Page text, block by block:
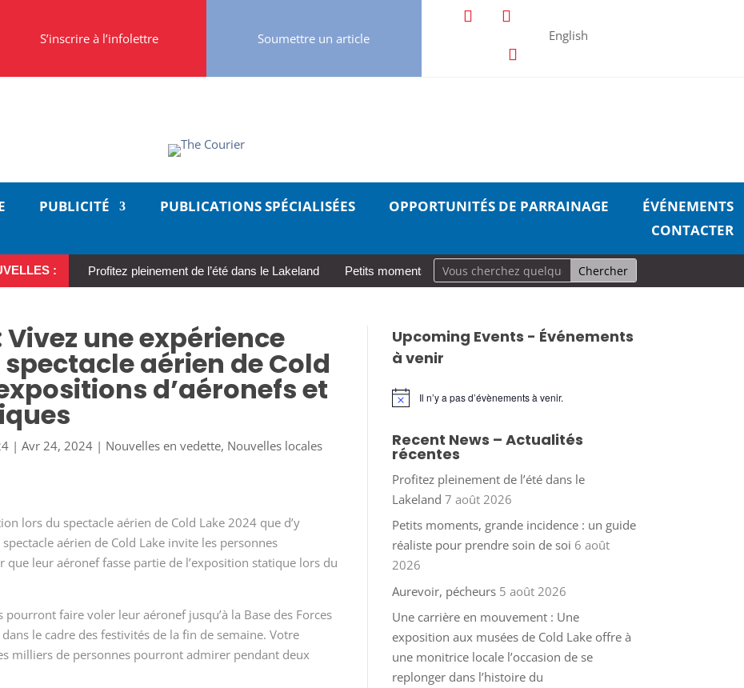
S’inscrire à l’infolettre Soumettre un article English
PUBLICITÉ PUBLICATIONS SPÉCIALISÉES OPPORTUNITÉS DE PARRAINAGE
ÉVÉNEMENTS
CONTACTER
: Profitez pleinement de l’été dans le Lakeland Petits moments, grande incidence : un guide réaliste pour prendre soin de
une expérience
aérien de Cold
d’aéronefs et
|Avr 24, 2024 | Nouvelles en vedette, Nouvelles locales
lors du spectacle aérien de Cold Lake 2024 que d’y
aérien de Cold Lake invite les personnes
leur aéronef fasse partie de l’exposition statique lors du
faire voler leur aéronef jusqu’à la Base des Forces
dans le cadre des festivités de la fin de semaine. Votre
milliers de personnes pourront admirer pendant deux
Upcoming Events - Événements
à venir
Notice Il n’y a pas d’évènements à venir.
Recent News – Actualités
récentes
Profitez pleinement de l’été dans le
Lakeland 7 août 2026
Petits moments, grande incidence : un guide
réaliste pour prendre soin de soi 6 août
2026
Aurevoir, pécheurs 5 août 2026
Une carrière en mouvement : Une
exposition aux musées de Cold Lake offre à
une monitrice locale l’occasion de se
replonger dans l’histoire du